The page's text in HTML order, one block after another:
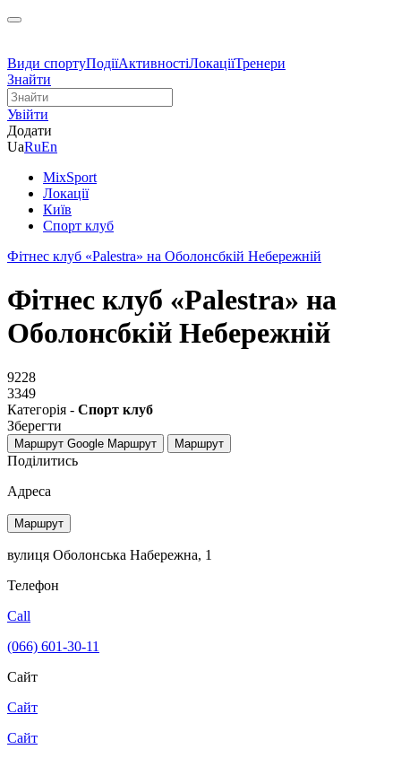
Види спортуПодіїАктивностіЛокаціїТренери
Знайти
Увійти
Додати
UaRuEn
MixSport
Локації
Київ
Спорт клуб
Фітнес клуб «Palestra» на Оболонсбкій Небережній
Фітнес клуб «Palestra» на
Оболонсбкій Небережній
9228
3349
Категорія - Спорт клуб
Зберегти
Маршрут Google Маршрут Маршрут
Поділитись
Адреса
Маршрут
вулиця Оболонська Набережна, 1
Телефон
Call
(066) 601-30-11
Сайт
Сайт
Сайт